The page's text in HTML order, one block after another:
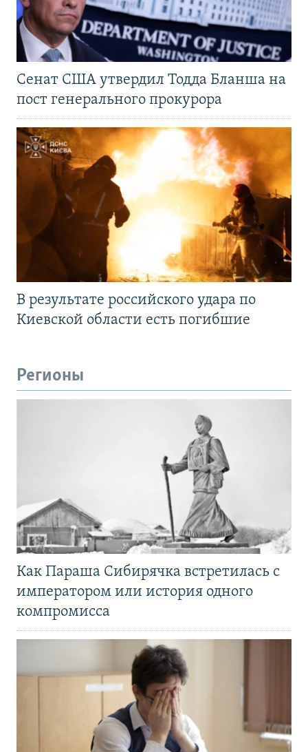
Сенат США утвердил Тодда Бланша на
пост генерального прокурора
В результате российского удара по
Киевской области есть погибшие
Регионы
Как Параша Сибирячка встретилась с
императором или история одного
компромисса